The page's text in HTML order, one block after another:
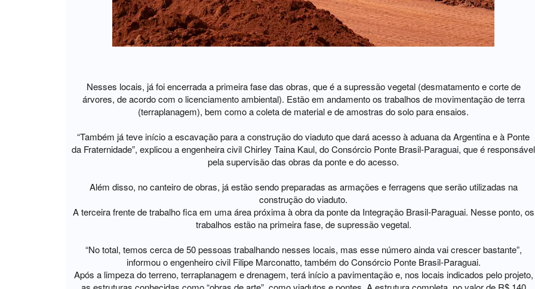
Nesses locais, já foi encerrada a primeira fase das obras, que é a supressão vegetal (desmatamento e corte de
árvores, de acordo com o licenciamento ambiental). Estão em andamento os trabalhos de movimentação de terra
(terraplanagem), bem como a coleta de material e de amostras do solo para ensaios.
“Também já teve início a escavação para a construção do viaduto que dará acesso à aduana da Argentina e à Ponte
da Fraternidade”, explicou a engenheira civil Chirley Taina Kaul, do Consórcio Ponte Brasil-Paraguai, que é responsável
pela supervisão das obras da ponte e do acesso.
Além disso, no canteiro de obras, já estão sendo preparadas as armações e ferragens que serão utilizadas na
construção do viaduto.
A terceira frente de trabalho fica em uma área próxima à obra da ponte da Integração Brasil-Paraguai. Nesse ponto, os
trabalhos estão na primeira fase, de supressão vegetal.
“No total, temos cerca de 50 pessoas trabalhando nesses locais, mas esse número ainda vai crescer bastante”,
informou o engenheiro civil Filipe Marconatto, também do Consórcio Ponte Brasil-Paraguai.
Após a limpeza do terreno, terraplanagem e drenagem, terá início a pavimentação e, nos locais indicados pelo projeto,